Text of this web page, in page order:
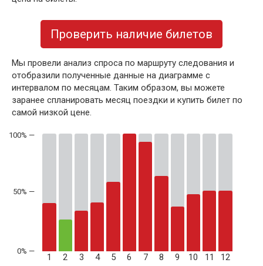
Проверить наличие билетов
Мы провели анализ спроса по маршруту следования и
отобразили полученные данные на диаграмме с
интервалом по месяцам. Таким образом, вы можете
заранее спланировать месяц поездки и купить билет по
самой низкой цене.
50% —
1 2 3 4 5 6 7 8 9 10 11 12